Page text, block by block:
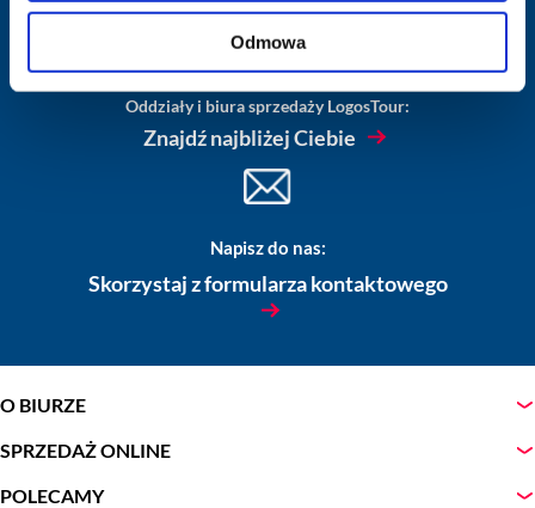
Odmowa
Oddziały i biura sprzedaży LogosTour:
Znajdź najbliżej Ciebie
Napisz do nas:
Skorzystaj z formularza kontaktowego
O BIURZE
SPRZEDAŻ ONLINE
POLECAMY